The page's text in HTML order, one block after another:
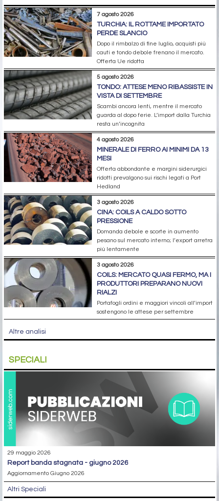
7 agosto 2026
TURCHIA: IL ROTTAME IMPORTATO
PERDE SLANCIO
Dopo il rimbalzo di fine luglio, acquisti più
cauti e tondo debole frenano il mercato.
Offerta Ue ridotta
5 agosto 2026
TONDO: ATTESE MENO RIBASSISTE IN
VISTA DI SETTEMBRE
Scambi ancora lenti, mentre il mercato
guarda al dopo ferie. L’import dalla Turchia
resta un’incognita
4 agosto 2026
MINERALE DI FERRO AI MINIMI DA 13
MESI
Offerta abbondante e margini siderurgici
ridotti prevalgono sui rischi legati a Port
Hedland
3 agosto 2026
CINA: COILS A CALDO SOTTO
PRESSIONE
Domanda debole e scorte in aumento
pesano sul mercato interno; l’export arretra
più lentamente
3 agosto 2026
COILS: MERCATO QUASI FERMO, MA I
PRODUTTORI PREPARANO NUOVI
RIALZI
Portafogli ordini e maggiori vincoli all’import
sostengono le attese per settembre
Altre analisi
SPECIALI
29 maggio 2026
report banda stagnata - giugno 2026
Aggiornamento Giugno 2026
Altri Speciali